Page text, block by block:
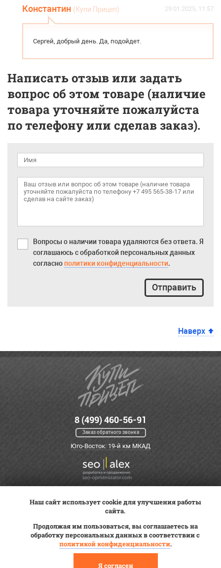
Константин (Купи Прицеп) 29.01.2025, 11:57
Сергей, добрый день. Да, подойдет.
Написать отзыв или задать
вопрос об этом товаре (наличие
товара уточняйте пожалуйста
по телефону или сделав заказ).
Вопросы о наличии товара удаляются без ответа. Я
соглашаюсь с обработкой персональных данных
согласно политики конфиденциальности.
Отправить
Наверх
8 (499) 460-56-91
Заказ обратного звонка
Юго-Восток: 19-й км МКАД
Постановка на учет
Трейд-ин
Статьи
ВК Видео
© 2012—2026 «Купи прицеп»™ (ООО «Авангард», ИНН 9723035587)
Наш сайт использует cookie для улучшения работы
сайта.
Продолжая им пользоваться, вы соглашаетесь на
обработку персональных данных в соответствии с
политикой конфиденциальности.
Я согласен